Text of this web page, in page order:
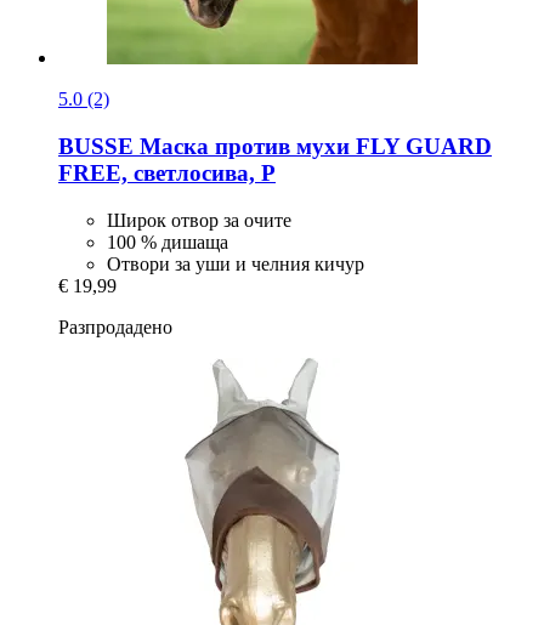
5.0 (2)
BUSSE Маска против мухи FLY GUARD
FREE, светлосива, P
Широк отвор за очите
100 % дишаща
Отвори за уши и челния кичур
€ 19,99
Разпродадено